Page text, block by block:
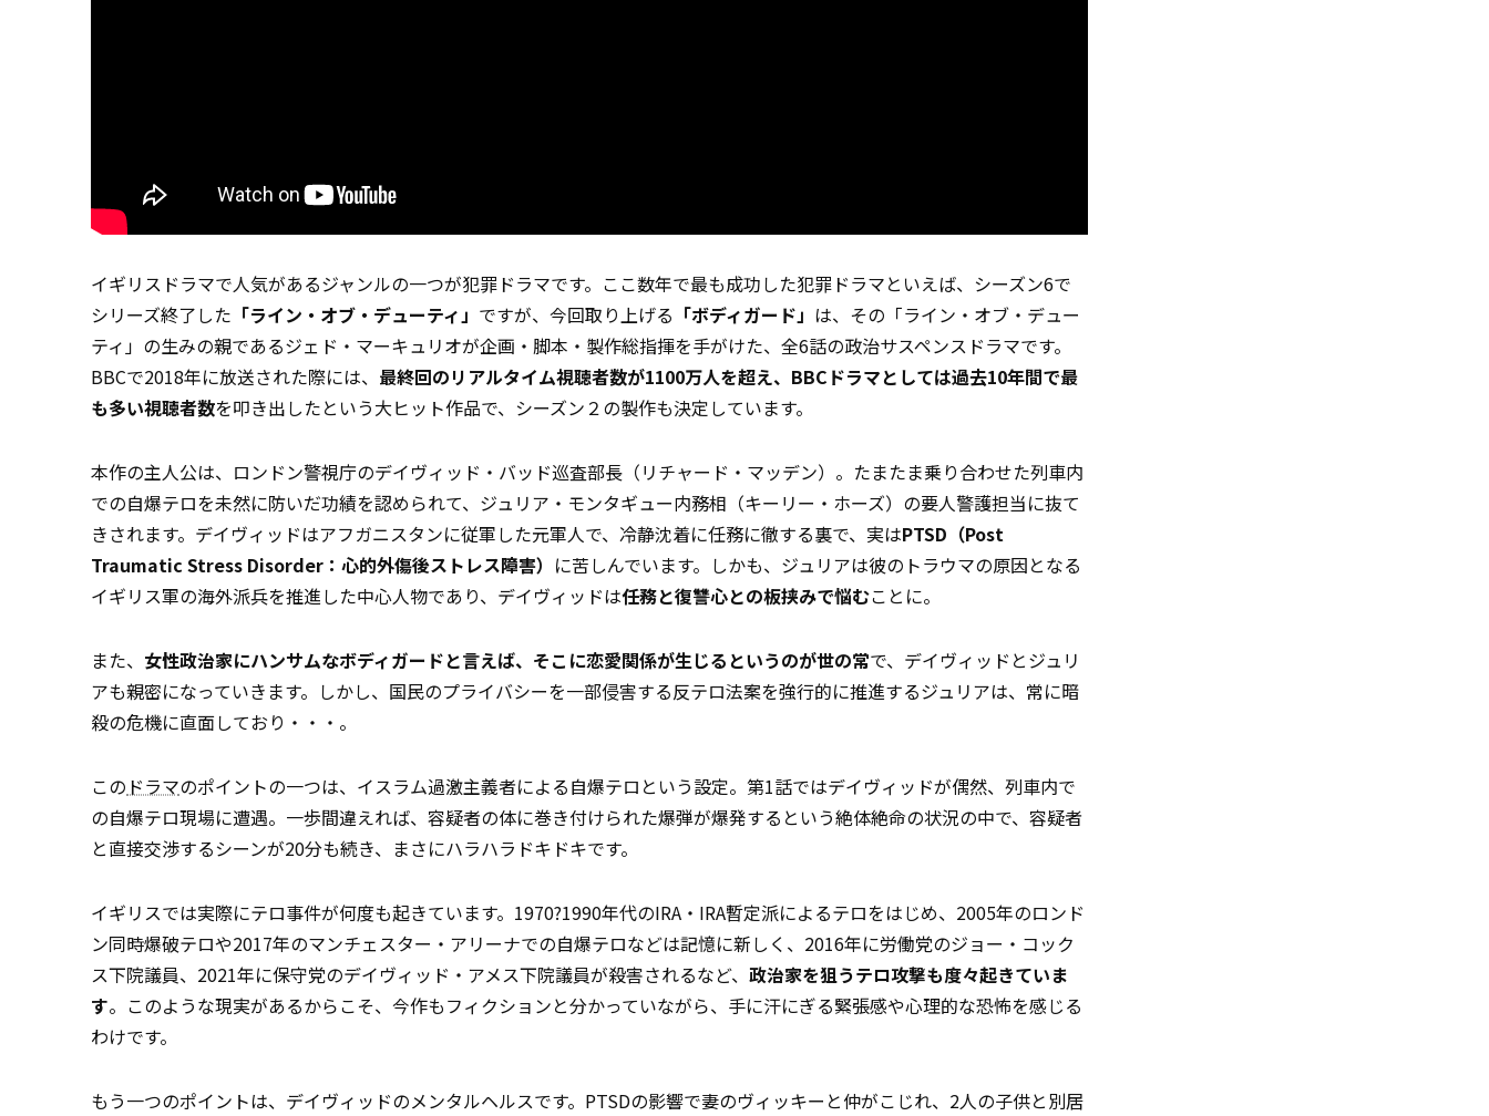
イギリスドラマで人気があるジャンルの一つが犯罪ドラマです。ここ数年で最も成功した犯罪ドラマといえば、シーズン6で
シリーズ終了した 「ライン・オブ・デューティ」 ですが、今回取り上げる 「ボディガード」 は、その「ライン・オブ・デュー
ティ」の生みの親であるジェド・マーキュリオが企画・脚本・製作総指揮を手がけた、全6話の政治サスペンスドラマです。
BBCで2018年に放送された際には、 最終回のリアルタイム視聴者数が1100万人を超え、BBCドラマとしては過去10年間で最
も多い視聴者数を叩き出したという大ヒット作品で、シーズン２の製作も決定しています。
本作の主人公は、ロンドン警視庁のデイヴィッド・バッド巡査部長（リチャード・マッデン）。たまたま乗り合わせた列車内
での自爆テロを未然に防いだ功績を認められて、ジュリア・モンタギュー内務相（キーリー・ホーズ）の要人警護担当に抜て
きされます。デイヴィッドはアフガニスタンに従軍した元軍人で、冷静沈着に任務に徹する裏で、実はPTSD（Post
Traumatic Stress Disorder：心的外傷後ストレス障害） に苦しんでいます。しかも、ジュリアは彼のトラウマの原因となる
イギリス軍の海外派兵を推進した中心人物であり、デイヴィッドは任務と復讐心との板挟みで悩むことに。
また、 女性政治家にハンサムなボディガードと言えば、そこに恋愛関係が生じるというのが世の常で、デイヴィッドとジュリ
アも親密になっていきます。しかし、国民のプライバシーを一部侵害する反テロ法案を強行的に推進するジュリアは、常に暗
殺の危機に直面しており・・・。
この ドラマのポイントの一つは、イスラム過激主義者による自爆テロという設定。第1話ではデイヴィッドが偶然、列車内で
の自爆テロ現場に遭遇。一歩間違えれば、容疑者の体に巻き付けられた爆弾が爆発するという絶体絶命の状況の中で、容疑者
と直接交渉するシーンが20分も続き、まさにハラハラドキドキです。
イギリスでは実際にテロ事件が何度も起きています。1970?1990年代のIRA・IRA暫定派によるテロをはじめ、2005年のロンド
ン同時爆破テロや2017年のマンチェスター・アリーナでの自爆テロなどは記憶に新しく、2016年に労働党のジョー・コック
ス下院議員、2021年に保守党のデイヴィッド・アメス下院議員が殺害されるなど、 政治家を狙うテロ攻撃も度々起きていま
す。このような現実があるからこそ、今作もフィクションと分かっていながら、手に汗にぎる緊張感や心理的な恐怖を感じる
わけです。
もう一つのポイントは、デイヴィッドのメンタルヘルスです。PTSDの影響で妻のヴィッキーと仲がこじれ、2人の子供と別居